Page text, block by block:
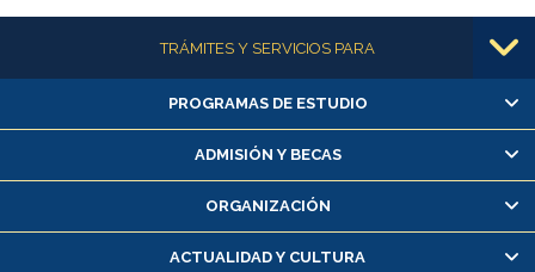
Más informaciónTRÁMITES Y SERVICIOS PARA
Alumnas/os y exalumnas/os
Matrícula en línea
Inscripción y cambio de asignaturas
Consulta y certificado de notas
PROGRAMAS DE ESTUDIO
ADMISIÓN Y BECAS
ORGANIZACIÓN
ACTUALIDAD Y CULTURA